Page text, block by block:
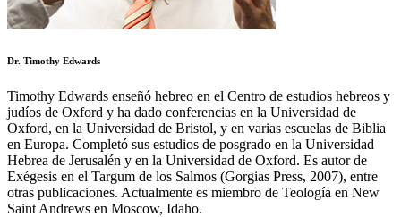
Dr. Timothy Edwards
Timothy Edwards enseñó hebreo en el Centro de estudios hebreos y
judíos de Oxford y ha dado conferencias en la Universidad de
Oxford, en la Universidad de Bristol, y en varias escuelas de Biblia
en Europa. Completó sus estudios de posgrado en la Universidad
Hebrea de Jerusalén y en la Universidad de Oxford. Es autor de
Exégesis en el Targum de los Salmos (Gorgias Press, 2007), entre
otras publicaciones. Actualmente es miembro de Teología en New
Saint Andrews en Moscow, Idaho.